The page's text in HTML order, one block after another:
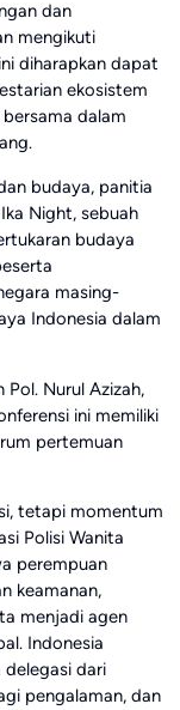
dan
mengikuti
diharapkan dapat
ekosistem
dalam
budaya, panitia
Night, sebuah
budaya
masing-
Indonesia dalam
Nurul Azizah,
ini memiliki
pertemuan
tetapi momentum
Polisi Wanita
perempuan
keamanan,
menjadi agen
Indonesia
dari
pengalaman, dan